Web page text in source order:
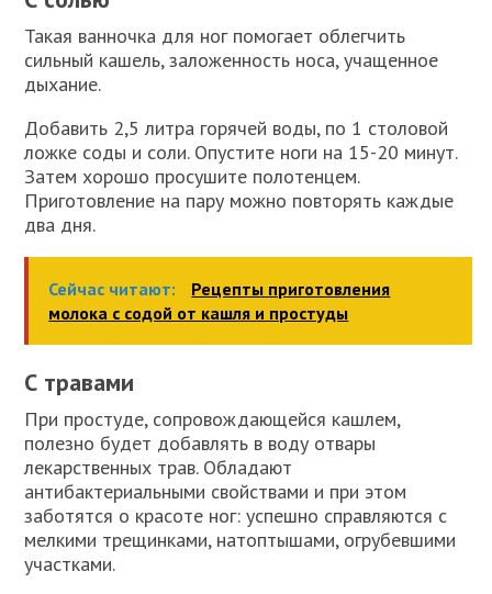
Такая ванночка для ног помогает облегчить
сильный кашель, заложенность носа, учащенное
дыхание.
Добавить 2,5 литра горячей воды, по 1 столовой
ложке соды и соли. Опустите ноги на 15-20 минут.
Затем хорошо просушите полотенцем.
Приготовление на пару можно повторять каждые
два дня.
Сейчас читают:
Рецепты приготовления
молока с содой от кашля и простуды
С травами
При простуде, сопровождающейся кашлем,
полезно будет добавлять в воду отвары
лекарственных трав. Обладают
антибактериальными свойствами и при этом
заботятся о красоте ног: успешно справляются с
мелкими трещинками, натоптышами, огрубевшими
участками.